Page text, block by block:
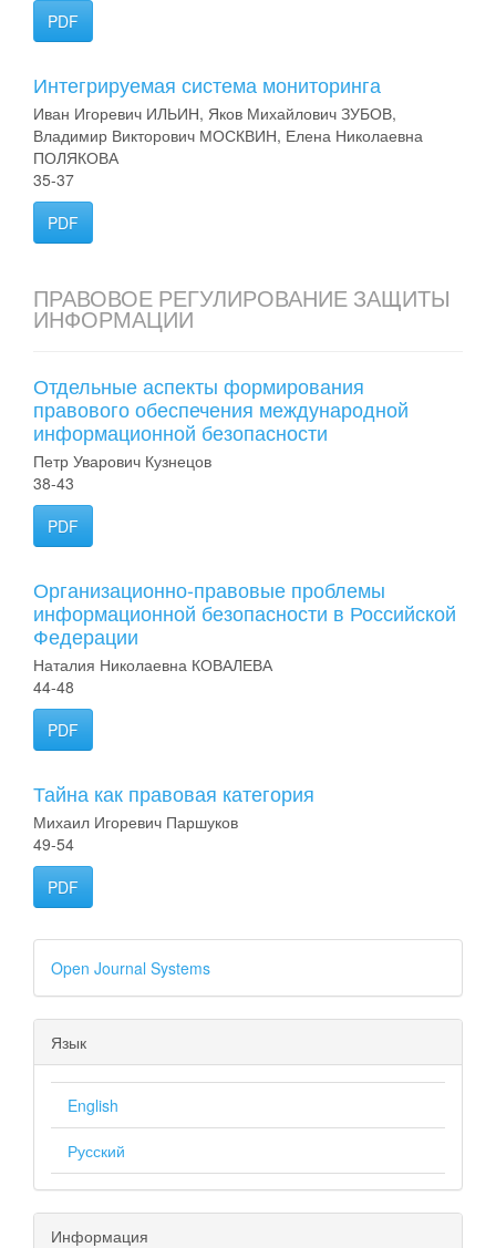
PDF
Интегрируемая система мониторинга
Иван Игоревич ИЛЬИН, Яков Михайлович ЗУБОВ,
Владимир Викторович МОСКВИН, Елена Николаевна
ПОЛЯКОВА
35-37
PDF
ПРАВОВОЕ РЕГУЛИРОВАНИЕ ЗАЩИТЫ
ИНФОРМАЦИИ
Отдельные аспекты формирования
правового обеспечения международной
информационной безопасности
Петр Уварович Кузнецов
38-43
PDF
Организационно-правовые проблемы
информационной безопасности в Российской
Федерации
Наталия Николаевна КОВАЛЕВА
44-48
PDF
Тайна как правовая категория
Михаил Игоревич Паршуков
49-54
PDF
Open Journal Systems
Язык
English
Русский
Информация